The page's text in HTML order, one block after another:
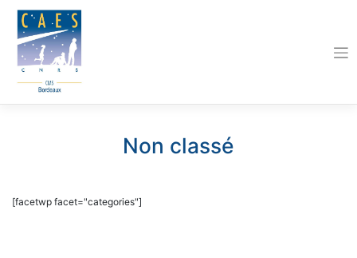
content
Non classé
[facetwp facet="categories"]